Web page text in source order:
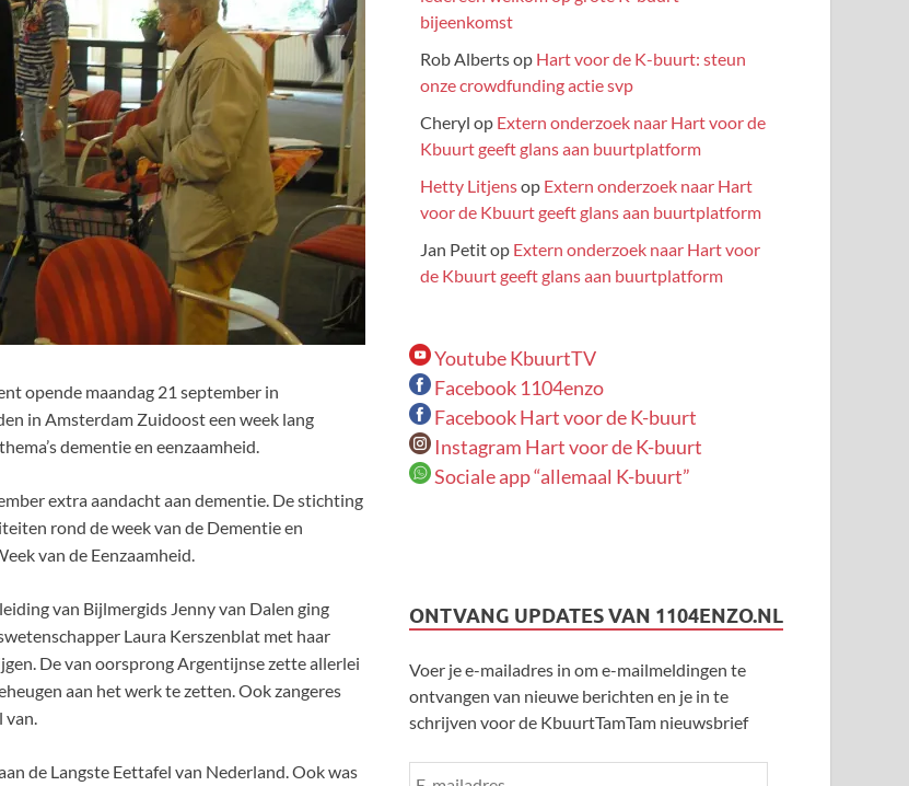
opende maandag 21 september in
in Amsterdam Zuidoost een week lang
dementie en eenzaamheid.
extra aandacht aan dementie. De stichting
rond de week van de Dementie en
van de Eenzaamheid.
van Bijlmergids Jenny van Dalen ging
Laura Kerszenblat met haar
De van oorsprong Argentijnse zette allerlei
aan het werk te zetten. Ook zangeres
de Langste Eettafel van Nederland. Ook was
bijeenkomst
Rob Albertsop Hart voor de K-buurt: steun
onze crowdfunding actie svp
Cheryl op Extern onderzoek naar Hart voor de
Kbuurt geeft glans aan buurtplatform
Hetty Litjensop Extern onderzoek naar Hart
voor de Kbuurt geeft glans aan buurtplatform
Jan Petitop Extern onderzoek naar Hart voor
de Kbuurt geeft glans aan buurtplatform
Youtube KbuurtTV
Facebook 1104enzo
Facebook Hart voor de K-buurt
Instagram Hart voor de K-buurt
Sociale app “allemaal K-buurt”
ONTVANG UPDATES VAN 1104ENZO.NL
Voer je e-mailadres in om e-mailmeldingen te
ontvangen van nieuwe berichten en je in te
schrijven voor de KbuurtTamTam nieuwsbrief